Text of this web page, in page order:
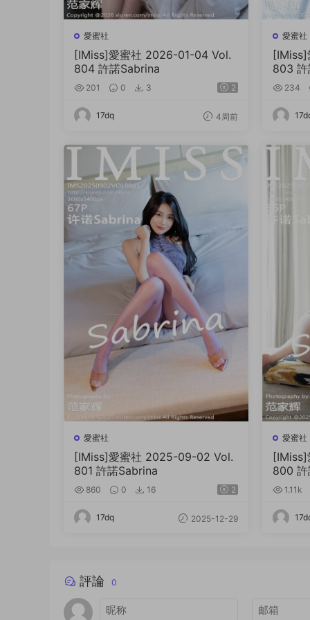
愛蜜社
[IMiss]愛蜜社 2026-01-04 Vol.
804 許諾Sabrina
201 0 3 2
17dq 4周前
愛蜜社
803
234
愛蜜社
[IMiss]愛蜜社 2025-09-02 Vol.
801 許諾Sabrina
860 0 16 2
17dq 2025-12-29
愛蜜社
800
1.11k
評論 0